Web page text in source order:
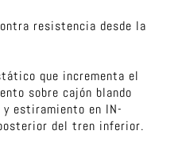
resistencia desde la
que incrementa el
sobre cajón blando
estiramiento en IN-
del tren inferior.